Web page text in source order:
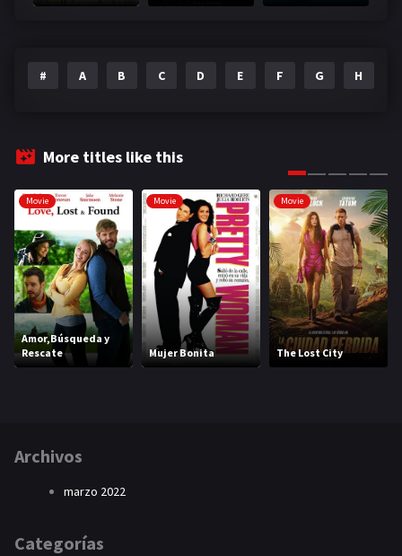
# A B C D E F G H
More titles like this
Movie
Amor,Búsqueda y
Rescate
Movie
Mujer Bonita
Movie
The Lost City
Archivos
marzo 2022
Categorías